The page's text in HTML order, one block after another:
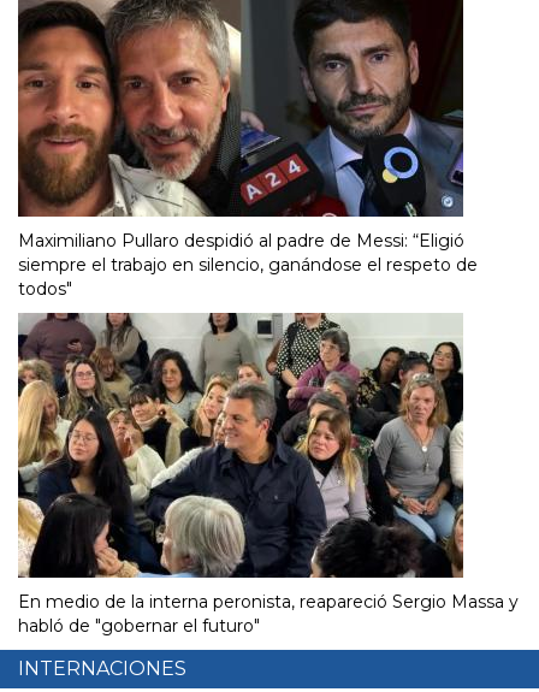
Maximiliano Pullaro despidió al padre de Messi: “Eligió
siempre el trabajo en silencio, ganándose el respeto de
todos"
En medio de la interna peronista, reapareció Sergio Massa y
habló de "gobernar el futuro"
INTERNACIONES